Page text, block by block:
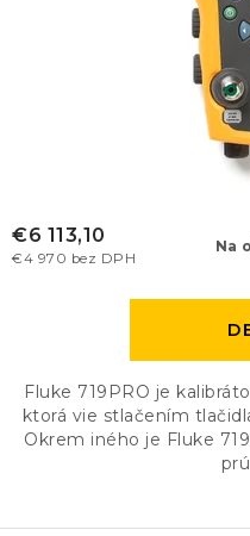
Na
€4 970 bez DPH
€6 113,10
Fluke 719PRO je
ktorá vie stlačením
Okrem iného je Fluke